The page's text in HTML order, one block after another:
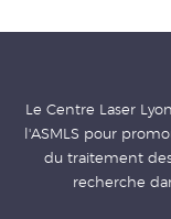
Le Centre Laser
l'ASMLS pour
du traitement
recherche